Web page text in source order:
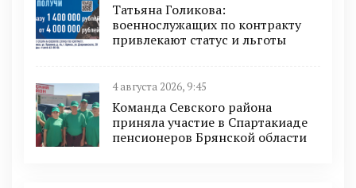
Татьяна Голикова:
военнослужащих по контракту
привлекают статус и льготы
4 августа 2026, 9:45
Команда Севского района
приняла участие в Спартакиаде
пенсионеров Брянской области